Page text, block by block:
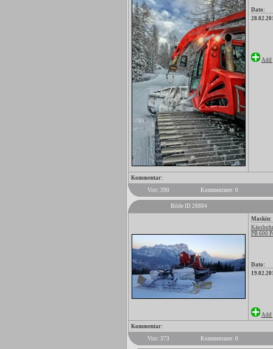
Dato:
Add
Kommentar:
Vist: 390
Kommentarer: 0
Bilde ID 28884
Maskin:
PB 600
Dato:
Add
Kommentar:
Vist: 373
Kommentarer: 0